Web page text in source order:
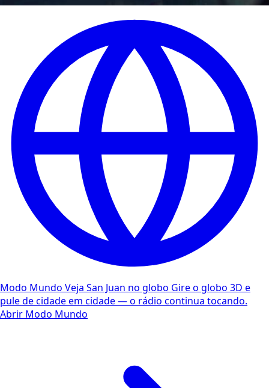
Modo Mundo Veja San Juan no globo Gire o globo 3D e
pule de cidade em cidade — o rádio continua tocando.
Abrir Modo Mundo